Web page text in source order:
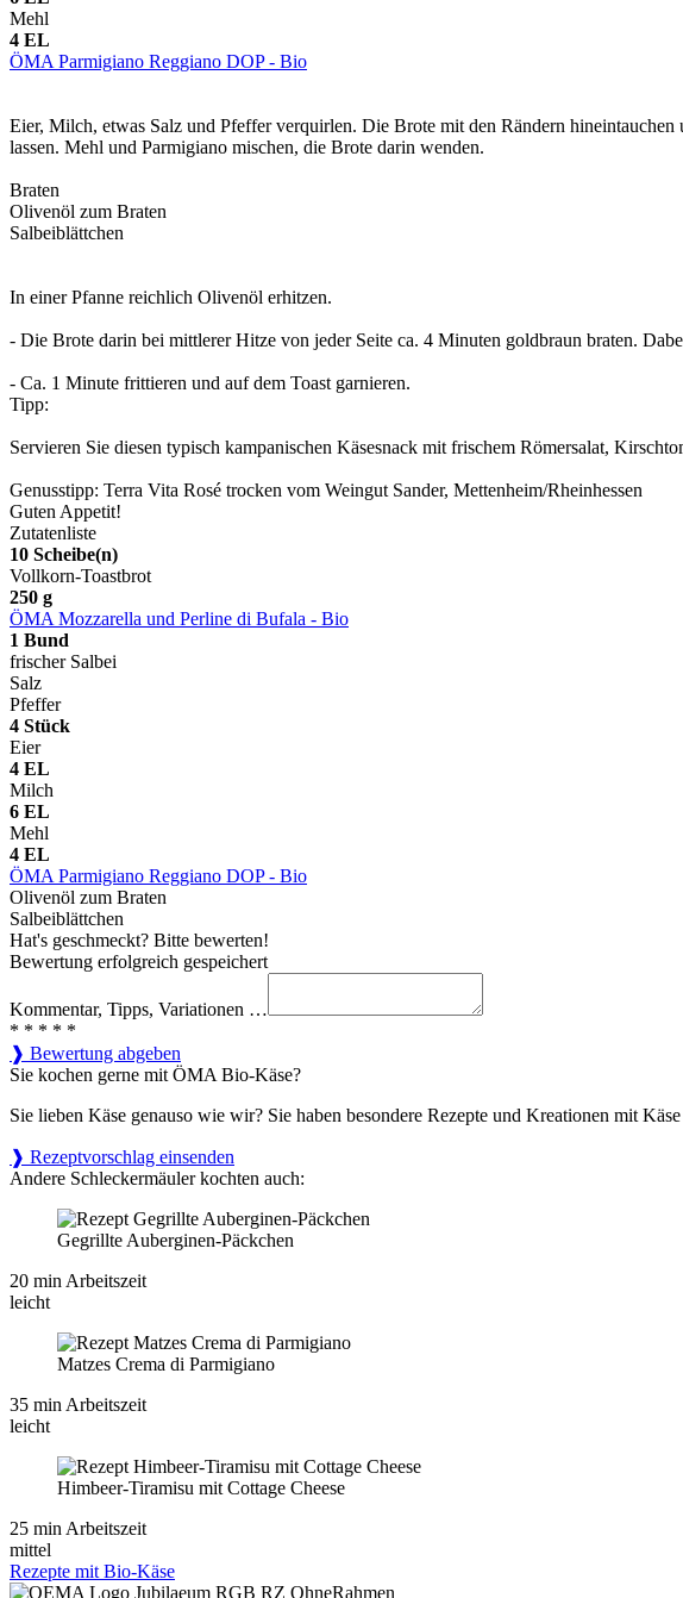
Mehl
4 EL
ÖMA Parmigiano Reggiano DOP - Bio
Eier, Milch, etwas Salz und Pfeffer verquirlen. Die Brote mit den Rändern
lassen. Mehl und Parmigiano mischen, die Brote darin wenden.
Braten
Olivenöl zum Braten
Salbeiblättchen
In einer Pfanne reichlich Olivenöl erhitzen.
- Die Brote darin bei mittlerer Hitze von jeder Seite ca. 4 Minuten goldbraun braten.
- Ca. 1 Minute frittieren und auf dem Toast garnieren.
Tipp:
Servieren Sie diesen typisch kampanischen Käsesnack mit frischem Römersalat,
Genusstipp: Terra Vita Rosé trocken vom Weingut Sander, Mettenheim/Rheinhessen
Guten Appetit!
Zutatenliste
10 Scheibe(n)
Vollkorn-Toastbrot
250 g
ÖMA Mozzarella und Perline di Bufala - Bio
1 Bund
frischer Salbei
Salz
Pfeffer
4 Stück
Eier
4 EL
Milch
6 EL
Mehl
4 EL
ÖMA Parmigiano Reggiano DOP - Bio
Olivenöl zum Braten
Salbeiblättchen
Hat's geschmeckt? Bitte bewerten!
Bewertung erfolgreich gespeichert
Kommentar, Tipps, Variationen …
* * * * *
❱ Bewertung abgeben
Sie kochen gerne mit ÖMA Bio-Käse?
Sie lieben Käse genauso wie wir? Sie haben besondere Rezepte und Kreationen mit
❱ Rezeptvorschlag einsenden
Andere Schleckermäuler kochten auch:
Gegrillte Auberginen-Päckchen
20 min Arbeitszeit
leicht
Matzes Crema di Parmigiano
35 min Arbeitszeit
leicht
Himbeer-Tiramisu mit Cottage Cheese
25 min Arbeitszeit
mittel
Rezepte mit Bio-Käse